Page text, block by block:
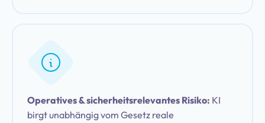
Operatives & sicherheitsrelevantes Risiko: KI
birgt unabhängig vom Gesetz reale